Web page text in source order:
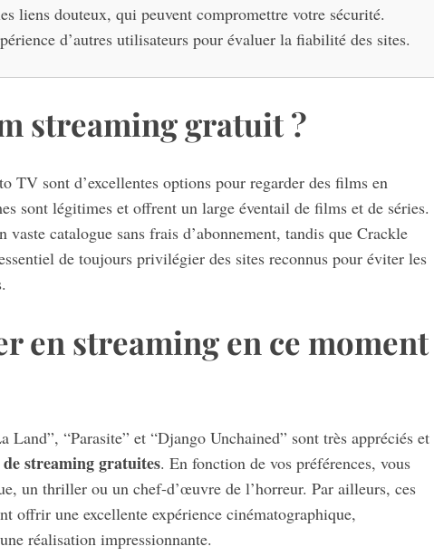
liens douteux, qui peuvent compromettre votre sécurité.
d’autres utilisateurs pour évaluer la fiabilité des sites.
streaming gratuit ?
TV sont d’excellentes options pour regarder des films en
sont légitimes et offrent un large éventail de films et de séries.
catalogue sans frais d’abonnement, tandis que Crackle
de toujours privilégier des sites reconnus pour éviter les
en streaming en ce moment
“Parasite” et “Django Unchained” sont très appréciés et
streaming gratuites. En fonction de vos préférences, vous
un thriller ou un chef-d’œuvre de l’horreur. Par ailleurs, ces
offrir une excellente expérience cinématographique,
réalisation impressionnante.